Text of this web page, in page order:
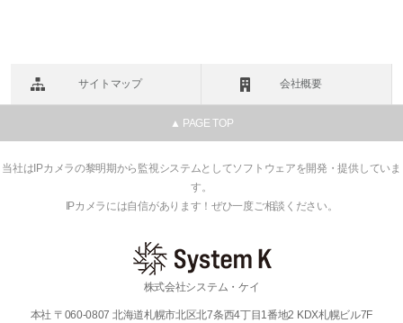
サイトマップ 会社概要
▲ PAGE TOP
当社はIPカメラの黎明期から監視システムとしてソフトウェアを開発・提供していま
す。
IPカメラには自信があります！ぜひ一度ご相談ください。
株式会社システム・ケイ
本社 〒060-0807 北海道札幌市北区北7条西4丁目1番地2 KDX札幌ビル7F